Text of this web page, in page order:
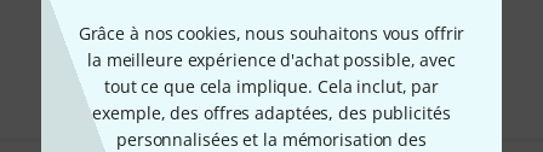
Grâce à nos cookies, nous souhaitons vous offrir
la meilleure expérience d'achat possible, avec
tout ce que cela implique. Cela inclut, par
exemple, des offres adaptées, des publicités
personnalisées et la mémorisation des
Envoi gratuit à partir de 69 €
Les prix sont indiqués avec TVA comprise